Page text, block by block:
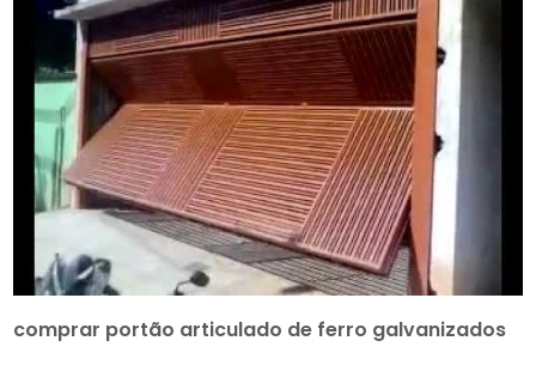
comprar portão articulado de ferro galvanizados